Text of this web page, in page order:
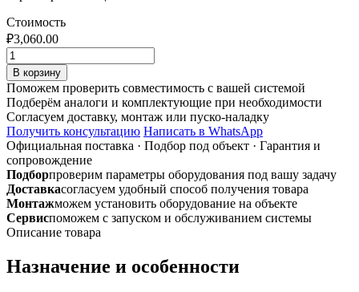
Стоимость
₽3,060.00
Количество
товара
Комбинированный
гибкий
воздуховод
из
алюминия
и
ПВХ
Vent-
style
Combi
d160
10м
В корзину
Поможем проверить совместимость с вашей системой
Подберём аналоги и комплектующие при необходимости
Согласуем доставку, монтаж или пуско-наладку
Получить консультацию Написать в WhatsApp
Официальная поставка · Подбор под объект · Гарантия и
сопровождение
Подборпроверим параметры оборудования под вашу задачу
Доставкасогласуем удобный способ получения товара
Монтажможем установить оборудование на объекте
Сервиспоможем с запуском и обслуживанием системы
Описание товара
Назначение и особенности